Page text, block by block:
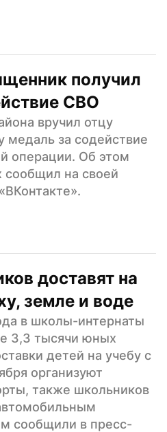
получил
СВО
вручил отцу
медаль за содействие
операции. Об этом
на своей
доставят на
земле и воде
в школы-интернаты
3,3 тысячи юных
детей на учебу с
организуют
также школьников
сообщили в пресс-